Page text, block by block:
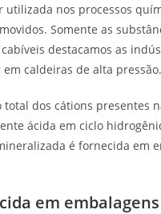
nos processos
Somente as
destacamos as
caldeiras de alta pressão.
dos cátions presentes
ácida em ciclo
é fornecida em
em